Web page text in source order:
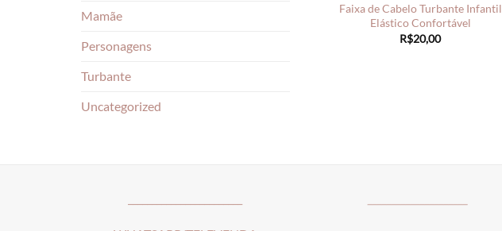
Mamãe
Personagens
Turbante
Uncategorized
Faixa de Cabelo Turbante Infantil
Elástico Confortável
R$20,00